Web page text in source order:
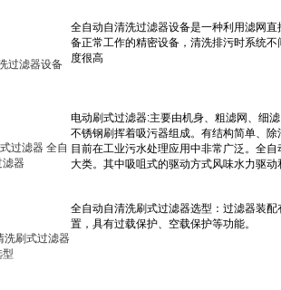
过滤器设备
过滤器 全自
滤器
洗刷式过滤器
型